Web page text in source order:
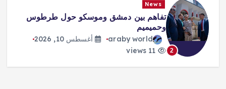
3
News
«العمال الكردستاني» يندد بمشروع قانون
بشأن مصير مقاتليه
araby world
أغسطس 10, 2026